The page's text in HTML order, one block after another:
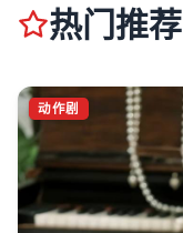
热门推荐
动作剧